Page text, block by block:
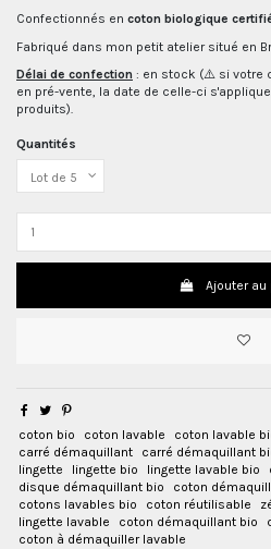
Confectionnés en coton biologique
Fabriqué dans mon petit atelier situé en
Délai de confection : en stock (⚠️ si votre
en pré-vente, la date de celle-ci
produits).
Quantités
Ajouter au
coton bio coton lavable coton lavable
carré démaquillant
carré démaquillant
lingette
lingette bio lingette lavable bio
disque démaquillant bio
coton
cotons lavables bio
coton réutilisable
lingette lavable
coton démaquillant bio
coton à démaquiller lavable